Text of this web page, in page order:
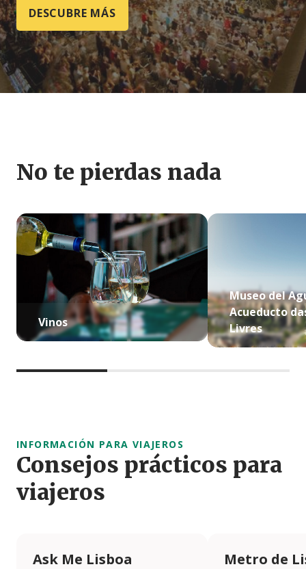
DESCUBRE MÁS
No te pierdas nada
Vinos
Museo del
Acueducto
Livres
INFORMACIÓN PARA VIAJEROS
Consejos prácticos para
viajeros
Ask Me Lisboa Metro de